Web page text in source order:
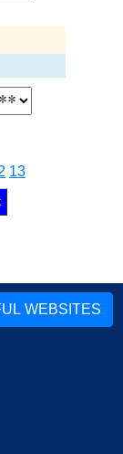
13
WEBSITES